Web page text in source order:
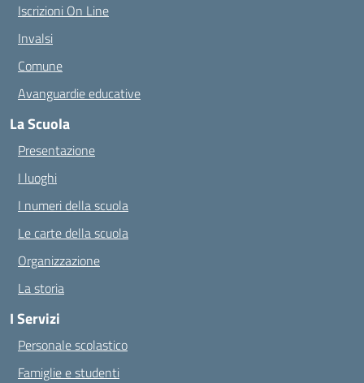
Iscrizioni On Line
Invalsi
Comune
Avanguardie educative
La Scuola
Presentazione
I luoghi
I numeri della scuola
Le carte della scuola
Organizzazione
La storia
I Servizi
Personale scolastico
Famiglie e studenti